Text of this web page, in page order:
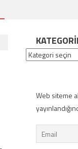
Kategoriler
Web siteme